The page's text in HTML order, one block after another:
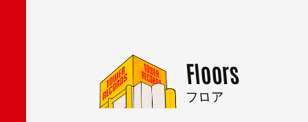
Floors
フロア